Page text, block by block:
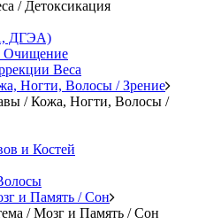
/ Детоксикация
ДГЭА)
Очищение
Веса
Ногти, Волосы / Зрение
/ Кожа, Ногти, Волосы /
и Костей
и Память / Сон
/ Мозг и Память / Сон